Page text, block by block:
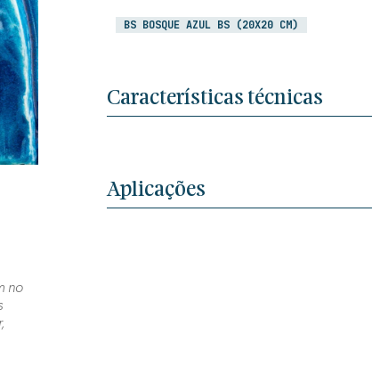
no
BS BOSQUE AZUL BS (20X20 CM)
Características técnicas
Aplicações